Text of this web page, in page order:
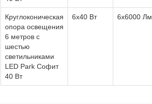
Круглоконическая
опора освещения
6 метров с
шестью
светильниками
LED Park Софит
40 Вт
6x40 Вт 6x6000 Лм